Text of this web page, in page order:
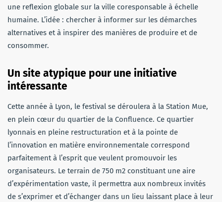
une reflexion globale sur la ville coresponsable à échelle
humaine. L’idée : chercher à informer sur les démarches
alternatives et à inspirer des manières de produire et de
consommer.
Un site atypique pour une initiative
intéressante
Cette année à Lyon, le festival se déroulera à la Station Mue,
en plein cœur du quartier de la Confluence. Ce quartier
lyonnais en pleine restructuration et à la pointe de
l’innovation en matière environnementale correspond
parfaitement à l’esprit que veulent promouvoir les
organisateurs. Le terrain de 750 m2 constituant une aire
d’expérimentation vaste, il permettra aux nombreux invités
de s’exprimer et d’échanger dans un lieu laissant place à leur